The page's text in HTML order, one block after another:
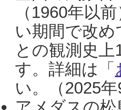
（1960年以
い期間で改
との観測史
す。詳細は「
い。（2025年